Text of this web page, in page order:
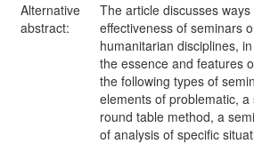
Alternative
abstract:
The article discusses
effectiveness of seminars
humanitarian disciplines,
the essence and features
the following types of
elements of problematic,
round table method, a
of analysis of specific